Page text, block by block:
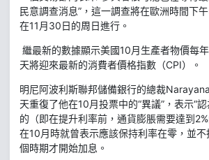
民意調查消息”，這一調查將在歐洲時間下
在11月30日的周日進行。
繼最新的數據顯示美國10月生產者物價每
天將迎來最新的消費者價格指數（CPI）。
明尼阿波利斯聯邦儲備銀行的總裁
天重復了他在10月投票中的“異議”，表示“
的（即在提升利率前，通貨膨脹需要達到
在10月時就曾表示應該保持利率在零，並
個時期才開始加息。